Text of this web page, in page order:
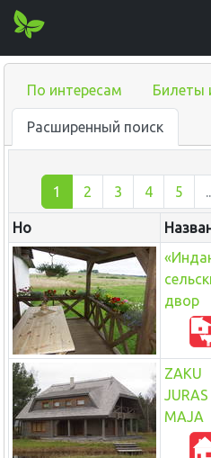
По интересам Билеты
Расширенный поиск
1 2 3 4 5
Нo
двор
ZAKU
JURAS
MAJA